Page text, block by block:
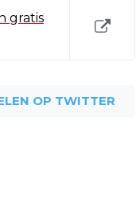
gratis
OP TWITTER